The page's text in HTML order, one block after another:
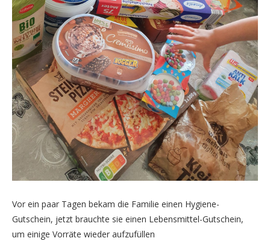
Vor ein paar Tagen bekam die Familie einen Hygiene-
Gutschein, jetzt brauchte sie einen Lebensmittel-Gutschein,
um einige Vorräte wieder aufzufüllen